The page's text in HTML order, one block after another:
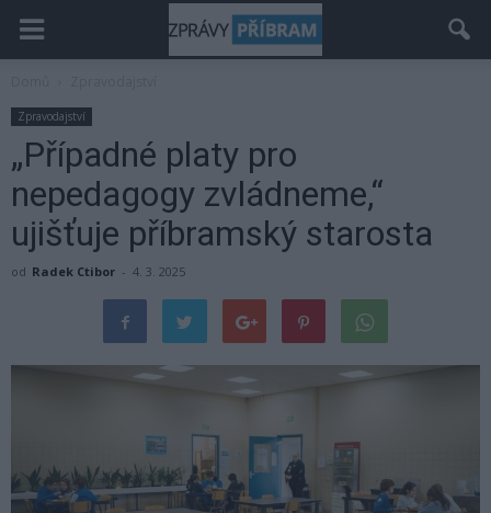
Zpravodajství
„Případné platy pro
nepedagogy zvládneme,“
ujišťuje příbramský starosta
od Radek Ctibor - 4. 3. 2025